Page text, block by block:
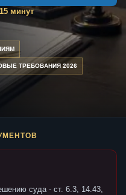
минут
ТРЕБОВАНИЯ 2026
суда - ст. 6.3, 14.43,